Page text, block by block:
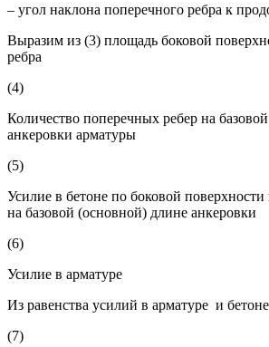
– угол наклона поперечного ребра к
Выразим из (3) площадь боковой
ребра
(4)
Количество поперечных ребер на
анкеровки арматуры
(5)
Усилие в бетоне по боковой
на базовой (основной) длине анкеровки
(6)
Усилие в арматуре
Из равенства усилий в арматуре и бетоне
(7)